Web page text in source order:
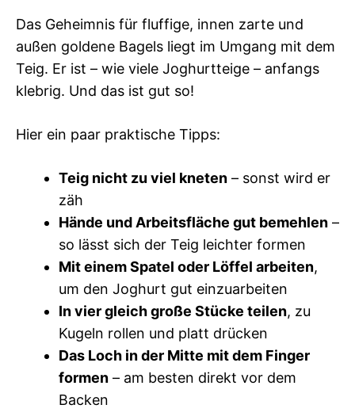
Das Geheimnis für fluffige, innen zarte und
außen goldene Bagels liegt im Umgang mit dem
Teig. Er ist – wie viele Joghurtteige – anfangs
klebrig. Und das ist gut so!
Hier ein paar praktische Tipps:
Teig nicht zu viel kneten – sonst wird er
zäh
Hände und Arbeitsfläche gut bemehlen –
so lässt sich der Teig leichter formen
Mit einem Spatel oder Löffel arbeiten,
um den Joghurt gut einzuarbeiten
In vier gleich große Stücke teilen, zu
Kugeln rollen und platt drücken
Das Loch in der Mitte mit dem Finger
formen – am besten direkt vor dem
Backen